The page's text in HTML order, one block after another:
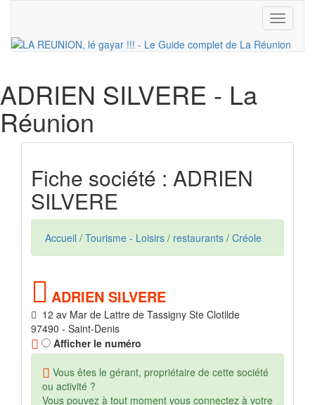
Toggle
ADRIEN SILVERE - La
Réunion
Fiche société : ADRIEN
SILVERE
Accueil / Tourisme - Loisirs / restaurants / Créole
ADRIEN SILVERE
12 av Mar de Lattre de Tassigny Ste Clotilde
97490 - Saint-Denis
Afficher le numéro
Vous êtes le gérant, propriétaire de cette société
ou activité ?
Vous pouvez à tout moment vous connectez à votre